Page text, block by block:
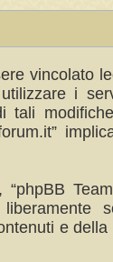
vincolato
i
tali
“phpBB
e